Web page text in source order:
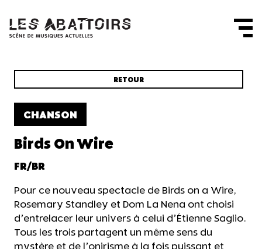
RETOUR
CHANSON
Birds On Wire
FR/BR
Pour ce nouveau spectacle de Birds on a Wire,
Rosemary Standley et Dom La Nena ont choisi
d’entrelacer leur univers à celui d’Étienne Saglio.
Tous les trois partagent un même sens du